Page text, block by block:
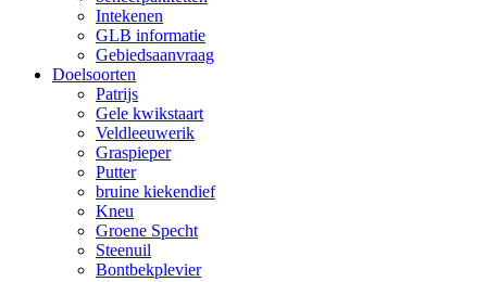
Intekenen
GLB informatie
Gebiedsaanvraag
Doelsoorten
Patrijs
Gele kwikstaart
Veldleeuwerik
Graspieper
Putter
bruine kiekendief
Kneu
Groene Specht
Steenuil
Bontbekplevier